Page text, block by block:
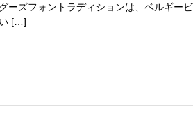
ーズフォントラディションは、ベルギービ
[…]